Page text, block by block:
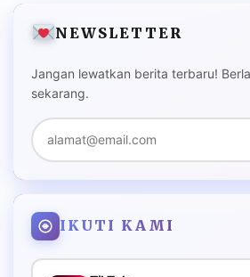
NEWSLETTER
Jangan lewatkan berita terbaru!
sekarang.
IKUTI KAMI